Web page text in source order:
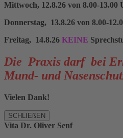
Mittwoch, 12.8.26 von 8.00-13.00
Donnerstag, 13.8.26 von 8.00-
Freitag, 14.8.26 KEINE
Die Praxis darf bei
Mund- und
Vielen Dank!
SCHLIEßEN
Vita Dr. Oliver Senf